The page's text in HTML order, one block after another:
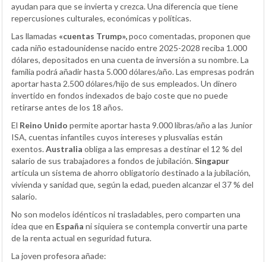
ayudan para que se invierta y crezca. Una diferencia que tiene
repercusiones culturales, económicas y políticas.
Las llamadas «cuentas Trump»,poco comentadas, proponen que
cada niño estadounidense nacido entre 2025-2028 reciba 1.000
dólares, depositados en una cuenta de inversión a su nombre. La
familia podrá añadir hasta 5.000 dólares/año. Las empresas podrán
aportar hasta 2.500 dólares/hijo de sus empleados. Un dinero
invertido en fondos indexados de bajo coste que no puede
retirarse antes de los 18 años.
El Reino Unido permite aportar hasta 9.000 libras/año a las Junior
ISA, cuentas infantiles cuyos intereses y plusvalías están
exentos.Australia obliga a las empresas a destinar el 12 % del
salario de sus trabajadores a fondos de jubilación.Singapur
articula un sistema de ahorro obligatorio destinado a la jubilación,
vivienda y sanidad que, según la edad, pueden alcanzar el 37 % del
salario.
No son modelos idénticos ni trasladables, pero comparten una
idea que en España ni siquiera se contempla convertir una parte
de la renta actual en seguridad futura.
La joven profesora añade: